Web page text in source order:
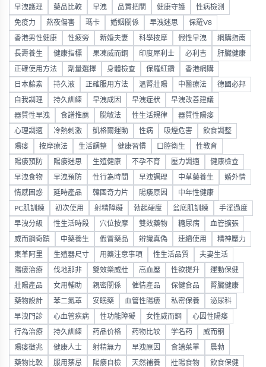
早洩護理 藥品比較 早洩 品質把關 健康守護 性病檢測
免疫力 熬夜傷害 瑪卡 婚姻關係 早洩迷思 保羅V8
香港男性健康 性疲勞 新婚夫妻 科學按摩 假性早洩 網購指南
長壽養生 健康指標 果凍威而鋼 印度犀利士 必利吉 肝臟健康
正確使用方法 劑量選擇 身體檢查 保羅紅鑽 香港網購
日本藤素 持久液 正確服用方法 溫腎壯陽 中醫療法 德國必邦
自我調理 持久訓練 早洩成因 早洩症狀 早洩改善建議
器質性早洩 食譜推薦 脫敏法 性生活規律 器質性陽痿
心理調適 冷熱刺激 凱格爾運動 性病 吸煙危害 飲食調整
陽痿 按摩療法 生活調整 健康習慣 口腔衛生 性教育
陽痿預防 陽痿迷思 生殖健康 不孕不育 壓力調適 健康檢查
早洩食物 早洩預防 性行為時間 早洩調理 中草藥養生 婚外情
情感困惑 延時產品 韓國奇力片 陽痿原因 中年性健康
PC肌訓練 初次使用 射精障礙 勃起硬度 盆底肌訓練 手淫過度
早洩分級 性生活時段 穴位按摩 雙效藥物 糖尿病 血管擴張
威而鋼奇蹟 中藥養生 假冒藥品 辨識真偽 連續使用 精神壓力
東革阿里 生殖器尺寸 用藥注意事項 性生活品質 夫妻生活
陽痿治療 伐地那非 雙效樂威壯 高血壓 性欲提升 運動保健
壯陽產品 女用輔助 親密關係 催情產品 保健食品 腎臟健康
藥物設計 苯二氮䓬 安眠藥 血管性陽痿 私密保養 泌尿科
早洩門診 心血管疾病 性功能障礙 女性威而鋼 心因性陽痿
行為治療 持久訓練 药品价格 药物比较 学名药 威而钢
陽痿徵兆 健康人士 射精無力 早洩原因 食譜菜單 晨勃
藥物比較 服用禁忌 陽痿自檢 天然補養 壯陽食物 飲食保健